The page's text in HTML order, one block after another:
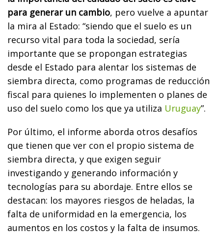
para generar un cambio, pero vuelve a apuntar
la mira al Estado: “siendo que el suelo es un
recurso vital para toda la sociedad, sería
importante que se propongan estrategias
desde el Estado para alentar los sistemas de
siembra directa, como programas de reducción
fiscal para quienes lo implementen o planes de
uso del suelo como los que ya utiliza Uruguay”.
Por último, el informe aborda otros desafíos
que tienen que ver con el propio sistema de
siembra directa, y que exigen seguir
investigando y generando información y
tecnologías para su abordaje. Entre ellos se
destacan: los mayores riesgos de heladas, la
falta de uniformidad en la emergencia, los
aumentos en los costos y la falta de insumos.